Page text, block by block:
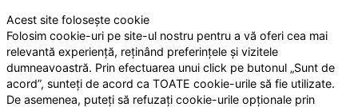
Acest site folosește cookie
Folosim cookie-uri pe site-ul nostru pentru a vă oferi cea mai
relevantă experiență, reținând preferințele și vizitele
dumneavoastră. Prin efectuarea unui click pe butonul „Sunt de
acord”, sunteți de acord ca TOATE cookie-urile să fie utilizate.
De asemenea, puteți să refuzați cookie-urile opționale prin